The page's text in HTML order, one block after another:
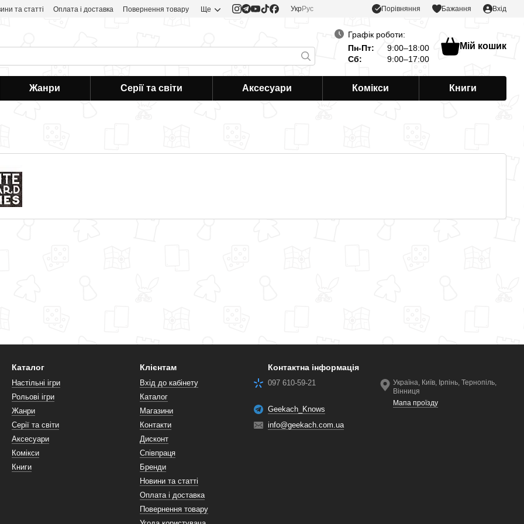
та статті Оплата і доставка Повернення товару Ще УкрРус Порівняння Бажання Вхід
Графік роботи:
Пн-Пт:
9:00–18:00
Сб:
9:00–17:00
Мій кошик
Жанри Серії та світи Аксесуари Комікси Книги
Каталог
Настільні ігри
Рольові ігри
Жанри
Серії та світи
Аксесуари
Комікси
Книги
Клієнтам
Вхід до кабінету
Каталог
Магазини
Контакти
Дисконт
Співпраця
Бренди
Новини та статті
Оплата і доставка
Повернення товару
Контактна інформація
097 610-59-21
Geekach_Knows
info@geekach.com.ua
Україна, Київ, Ірпінь, Тернопіль,
Вінниця
Мапа проїзду